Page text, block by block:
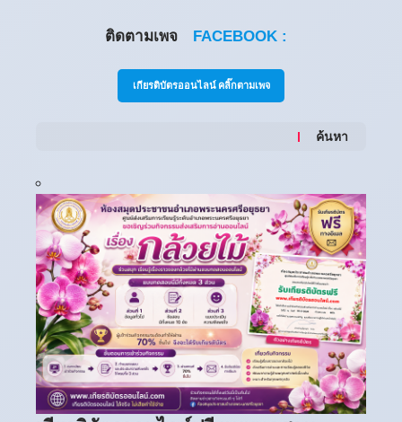
ติดตามเพจ FACEBOOK :
เกียรติบัตรออนไลน์ คลิ๊กตามเพจ
ค้นหา